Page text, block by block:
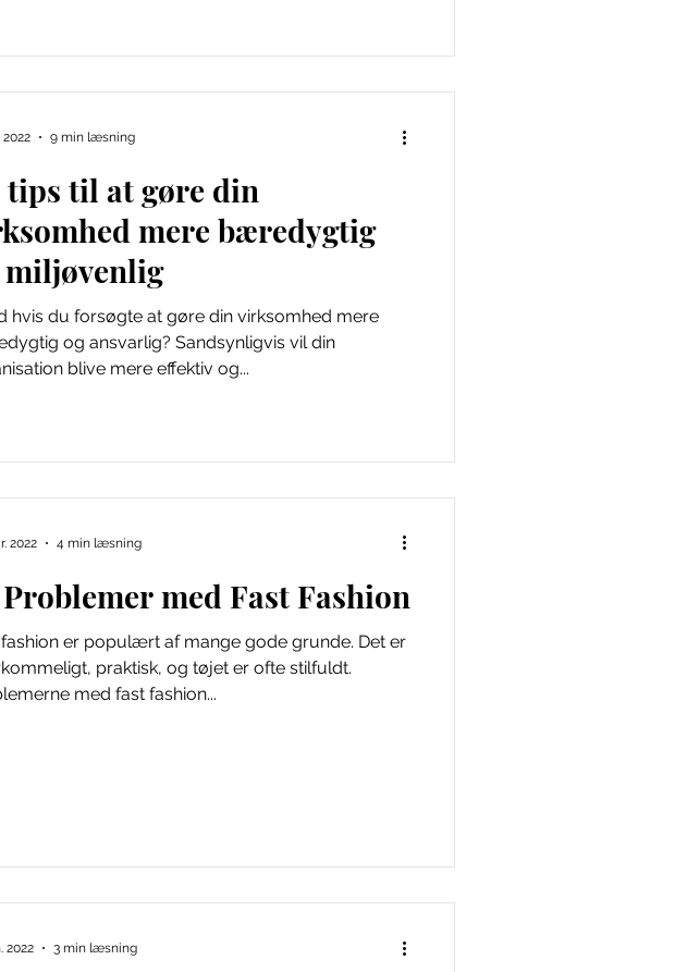
tips til at gøre din
mere bæredygtig
miljøvenlig
hvis du forsøgte at gøre din virksomhed mere
og ansvarlig? Sandsynligvis vil din
blive mere effektiv og...
9 min læsning
Problemer med Fast Fashion
fashion er populært af mange gode grunde. Det er
praktisk, og tøjet er ofte stilfuldt.
med fast fashion...
2022 4 min læsning
2022 3 min læsning